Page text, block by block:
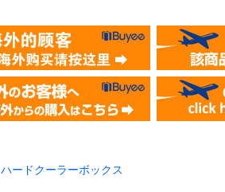
ハードクーラーボックス